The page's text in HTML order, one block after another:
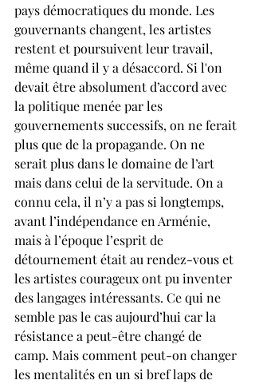
pays démocratiques du monde. Les
gouvernants changent, les artistes
restent et poursuivent leur travail,
même quand il y a désaccord. Si l'on
devait être absolument d’accord avec
la politique menée par les
gouvernements successifs, on ne ferait
plus que de la propagande. On ne
serait plus dans le domaine de l’art
mais dans celui de la servitude. On a
connu cela, il n’y a pas si longtemps,
avant l’indépendance en Arménie,
mais à l’époque l’esprit de
détournement était au rendez-vous et
les artistes courageux ont pu inventer
des langages intéressants. Ce qui ne
semble pas le cas aujourd’hui car la
résistance a peut-être changé de
camp. Mais comment peut-on changer
les mentalités en un si bref laps de